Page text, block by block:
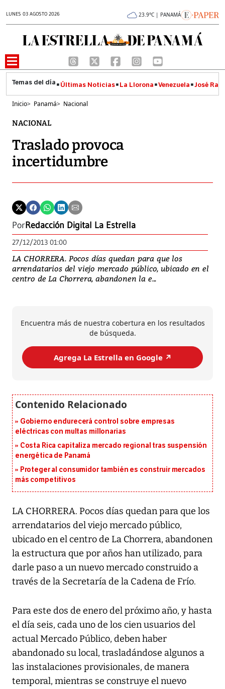
LUNES 03 AGOSTO 2026 23.9°C | PANAMÁ
Últimas Noticias La Llorona Venezuela José
Inicio> Panamá> Nacional
NACIONAL
Traslado provoca
incertidumbre
PorRedacción Digital La Estrella
27/12/2013 01:00
LA CHORRERA. Pocos días quedan para que los
arrendatarios del viejo mercado público, ubicado en el
centro de La Chorrera, abandonen la e...
Encuentra más de nuestra cobertura en los resultados
de búsqueda.
Agrega La Estrella en Google ↗️
Gobierno endurecerá control sobre empresas
eléctricas con multas millonarias
Costa Rica capitaliza mercado regional tras suspensión
energética de Panamá
Proteger al consumidor también es construir mercados
más competitivos
LA CHORRERA. Pocos días quedan para que los
arrendatarios del viejo mercado público,
ubicado en el centro de La Chorrera, abandonen
la estructura que por años han utilizado, para
darle paso a un nuevo mercado construido a
través de la Secretaría de la Cadena de Frío.
Para este dos de enero del próximo año, y hasta
el día seis, cada uno de los cien usuarios del
actual Mercado Público, deben haber
abandonado su local, trasladándose algunos a
las instalaciones provisionales, de manera
temporal, mientras se construye el nuevo